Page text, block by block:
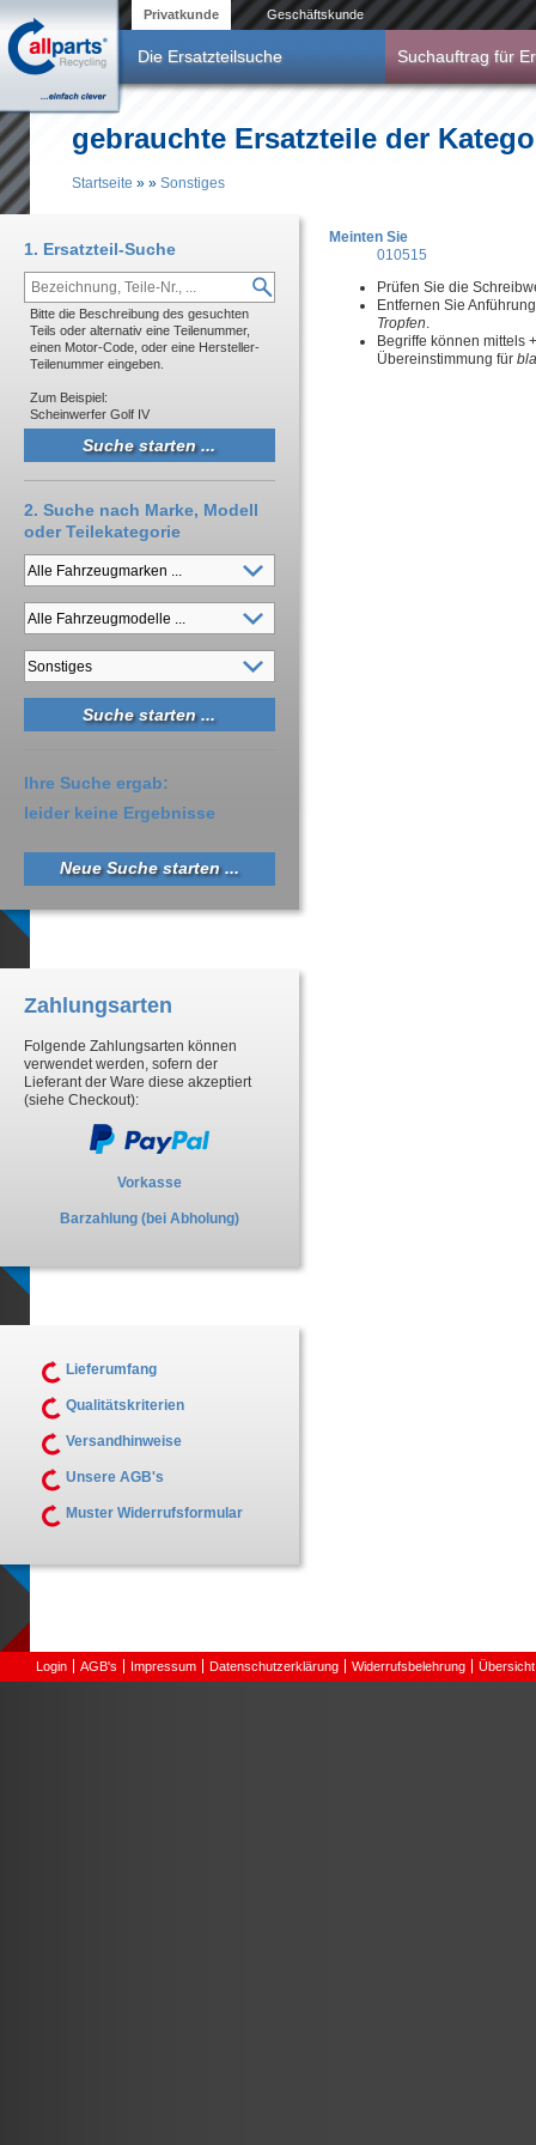
Privatkunde Geschäftskunde
Die Ersatzteilsuche Suchauftrag für
gebrauchte Ersatzteile der
Startseite » » Sonstiges
Meinten Sie
010515
Prüfen Sie die
Entfernen Sie
Tropfen.
Begriffe können mittels
Übereinstimmung für
1. Ersatzteil-Suche
Bitte die Beschreibung des gesuchten
Teils oder alternativ eine Teilenummer,
einen Motor-Code, oder eine Hersteller-
Teilenummer eingeben.
Zum Beispiel:
Scheinwerfer Golf IV
2. Suche nach Marke, Modell
oder Teilekategorie
Ihre Suche ergab:
leider keine Ergebnisse
Neue Suche starten ...
Zahlungsarten
Folgende Zahlungsarten können
verwendet werden, sofern der
Lieferant der Ware diese akzeptiert
(siehe Checkout):
Vorkasse
Barzahlung (bei Abholung)
Lieferumfang
Qualitätskriterien
Versandhinweise
Unsere AGB's
Muster Widerrufsformular
Login AGB's Impressum Datenschutzerklärung Widerrufsbelehrung